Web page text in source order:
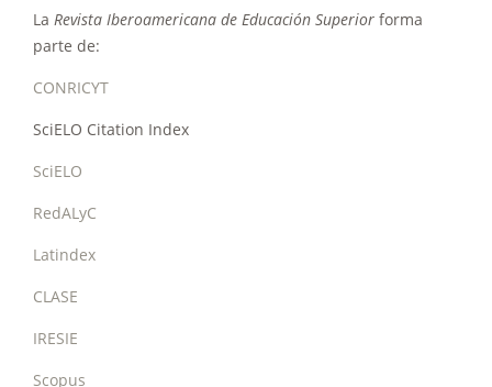
La Revista Iberoamericana de Educación Superior forma
parte de:
CONRICYT
SciELO Citation Index
SciELO
RedALyC
Latindex
CLASE
IRESIE
Scopus